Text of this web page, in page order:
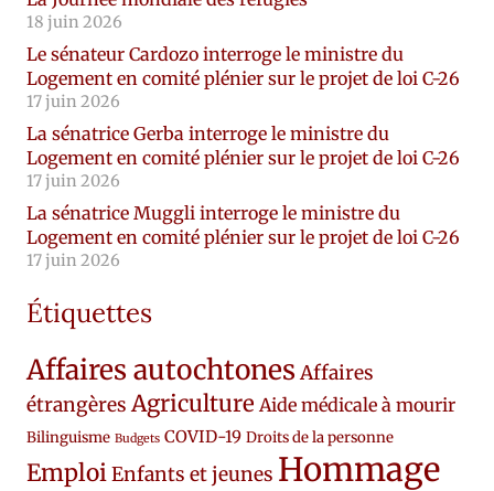
18 juin 2026
Le sénateur Cardozo interroge le ministre du
Logement en comité plénier sur le projet de loi C-26
17 juin 2026
La sénatrice Gerba interroge le ministre du
Logement en comité plénier sur le projet de loi C-26
17 juin 2026
La sénatrice Muggli interroge le ministre du
Logement en comité plénier sur le projet de loi C-26
17 juin 2026
Étiquettes
Affaires autochtones Affaires
étrangères Agriculture Aide médicale à mourir
Bilinguisme Budgets COVID-19 Droits de la personne
EmploiEnfants et jeunes Hommage